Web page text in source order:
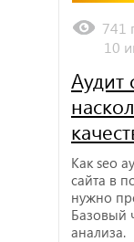
741
10
Аудит
Как seo
сайта в
нужно
Базовый
анализа.